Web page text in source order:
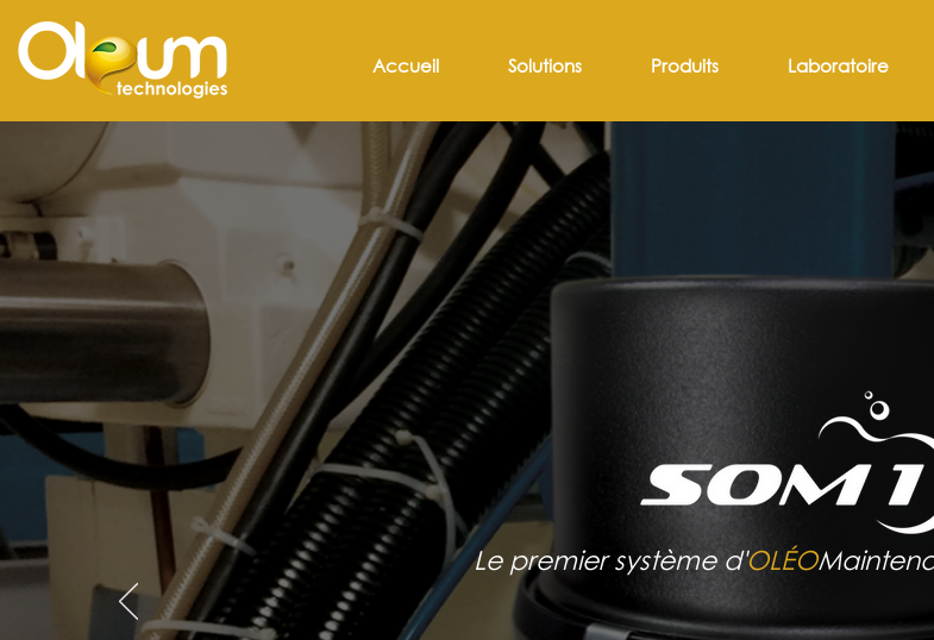
Accueil Solutions Produits Laboratoire
Le premier système d'OLÉO